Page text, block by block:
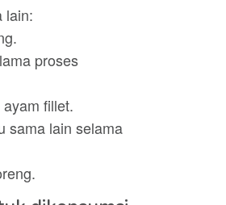
lain:
proses
fillet.
sama lain selama